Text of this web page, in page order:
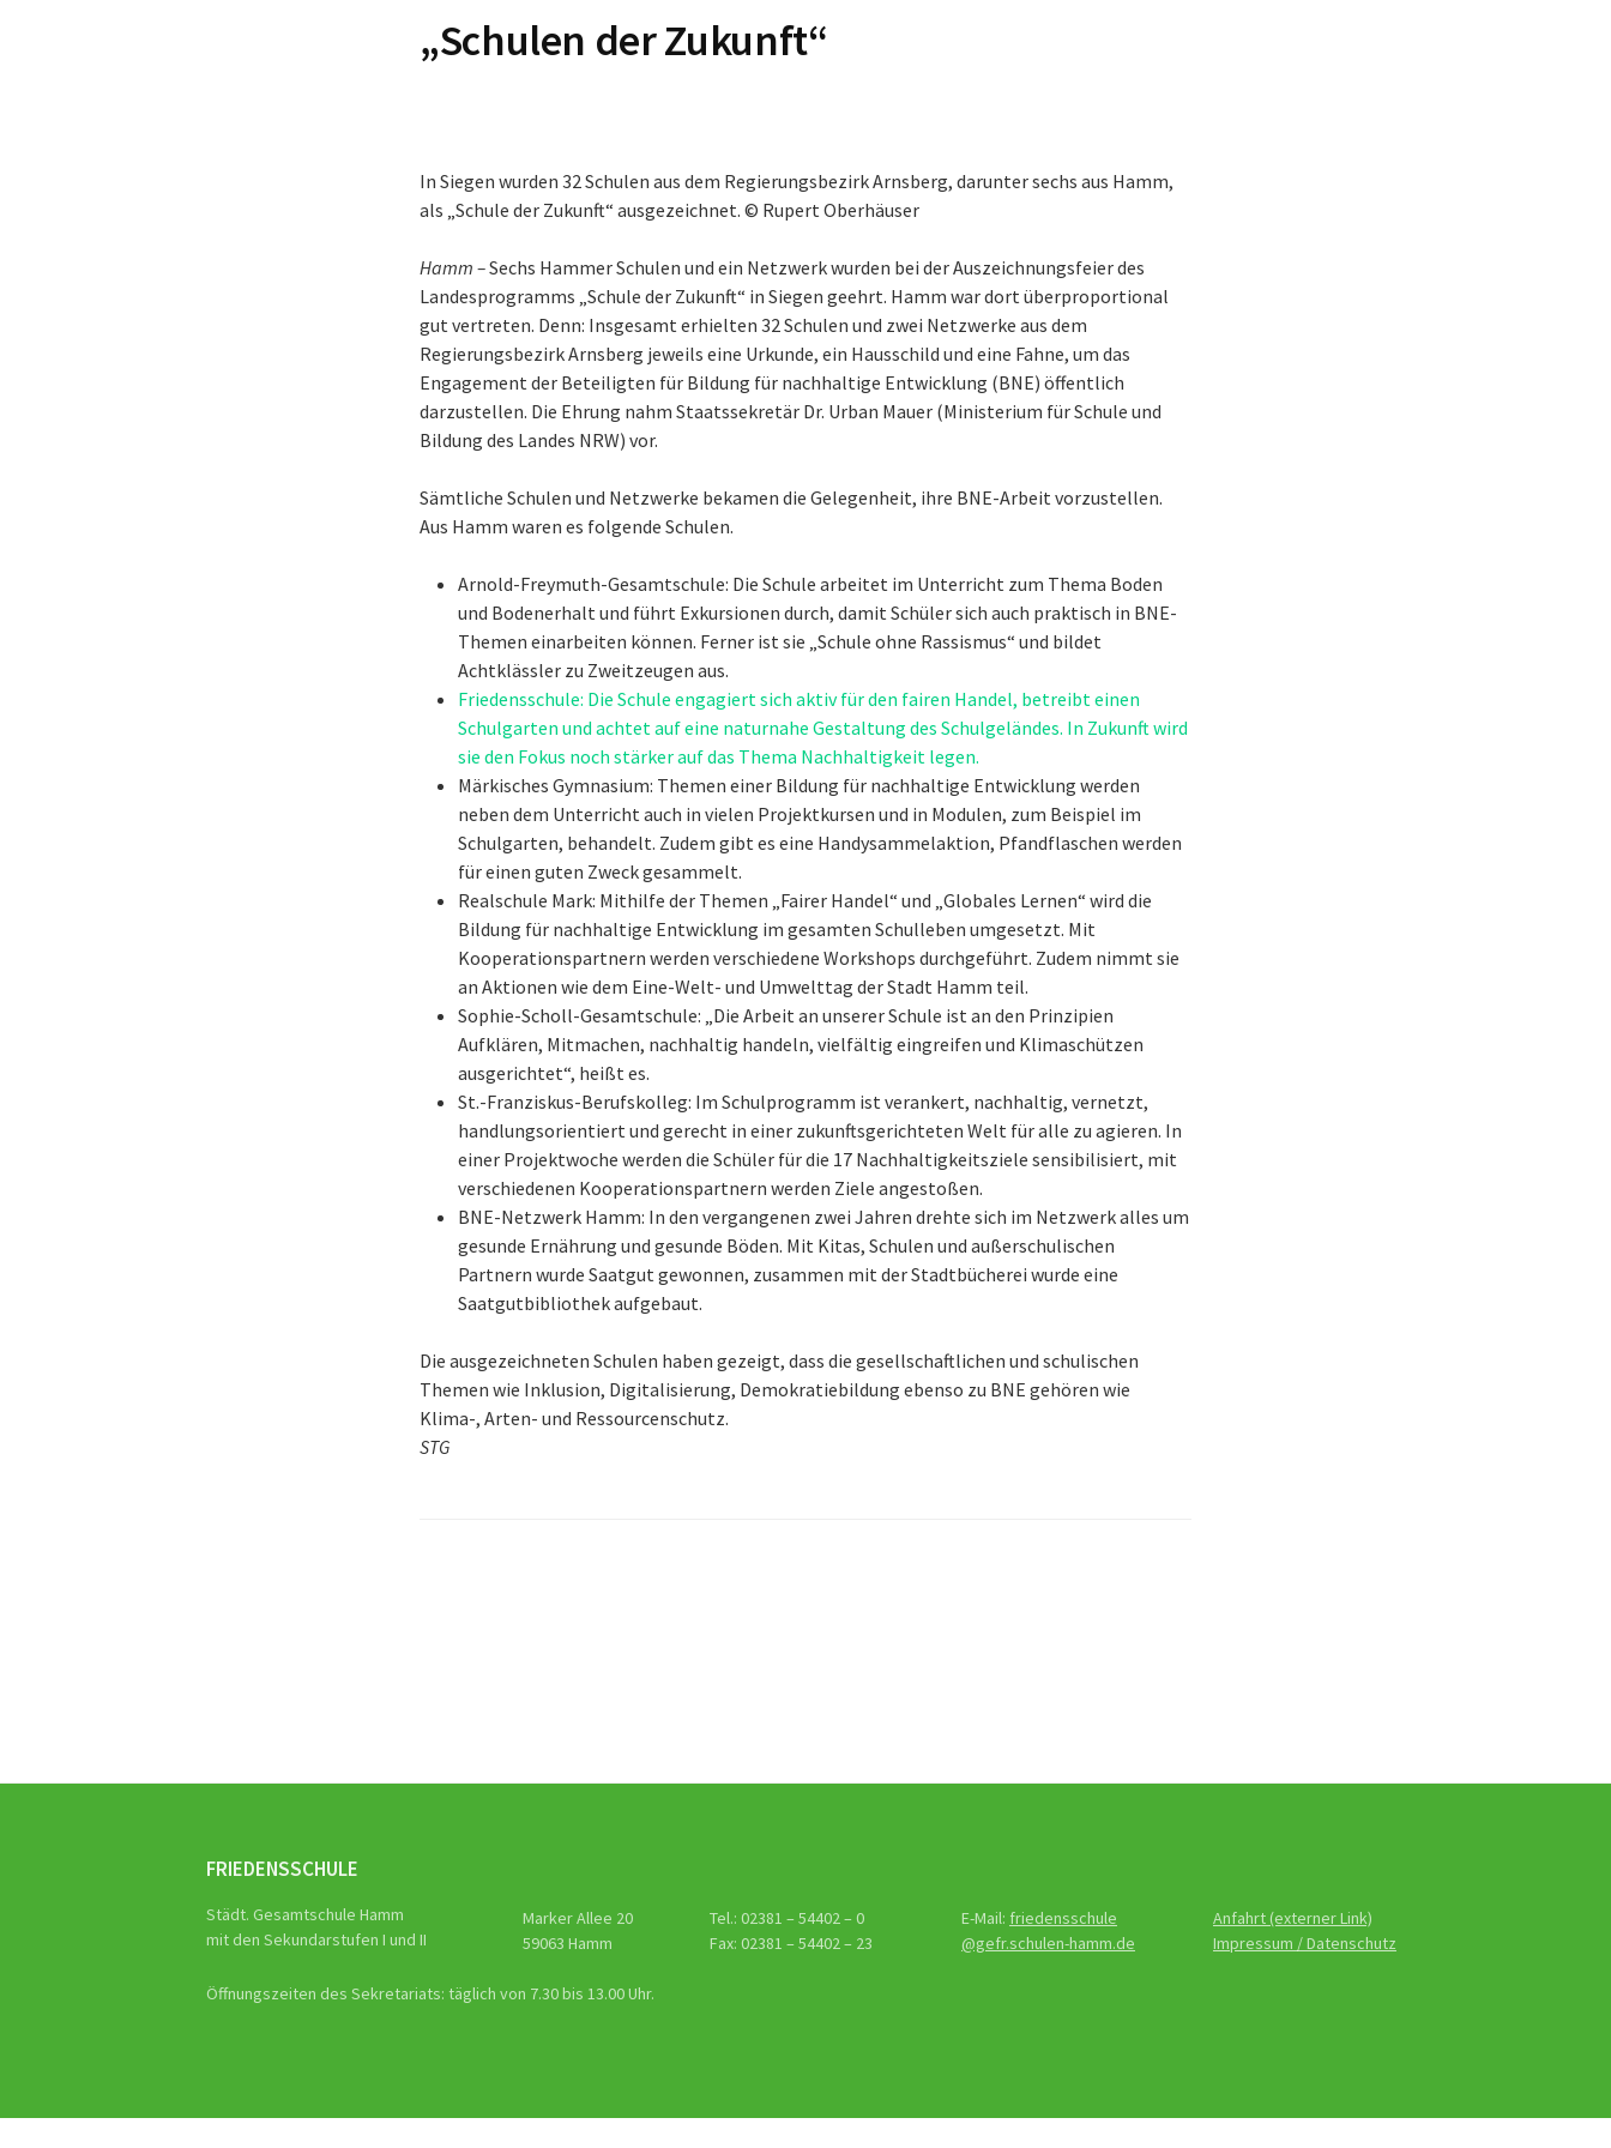
„Schulen der Zukunft“
In Siegen wurden 32 Schulen aus dem Regierungsbezirk Arnsberg, darunter sechs aus Hamm,
als „Schule der Zukunft“ ausgezeichnet. © Rupert Oberhäuser
Hamm –Sechs Hammer Schulen und ein Netzwerk wurden bei der Auszeichnungsfeier des
Landesprogramms „Schule der Zukunft“ in Siegen geehrt. Hamm war dort überproportional
gut vertreten. Denn: Insgesamt erhielten 32 Schulen und zwei Netzwerke aus dem
Regierungsbezirk Arnsberg jeweils eine Urkunde, ein Hausschild und eine Fahne, um das
Engagement der Beteiligten für Bildung für nachhaltige Entwicklung (BNE) öffentlich
darzustellen. Die Ehrung nahm Staatssekretär Dr. Urban Mauer (Ministerium für Schule und
Bildung des Landes NRW) vor.
Sämtliche Schulen und Netzwerke bekamen die Gelegenheit, ihre BNE-Arbeit vorzustellen.
Aus Hamm waren es folgende Schulen.
Arnold-Freymuth-Gesamtschule: Die Schule arbeitet im Unterricht zum Thema Boden
und Bodenerhalt und führt Exkursionen durch, damit Schüler sich auch praktisch in BNE-
Themen einarbeiten können. Ferner ist sie „Schule ohne Rassismus“ und bildet
Achtklässler zu Zweitzeugen aus.
Friedensschule: Die Schule engagiert sich aktiv für den fairen Handel, betreibt einen
Schulgarten und achtet auf eine naturnahe Gestaltung des Schulgeländes. In Zukunft wird
sie den Fokus noch stärker auf das Thema Nachhaltigkeit legen.
Märkisches Gymnasium: Themen einer Bildung für nachhaltige Entwicklung werden
neben dem Unterricht auch in vielen Projektkursen und in Modulen, zum Beispiel im
Schulgarten, behandelt. Zudem gibt es eine Handysammelaktion, Pfandflaschen werden
für einen guten Zweck gesammelt.
Realschule Mark: Mithilfe der Themen „Fairer Handel“ und „Globales Lernen“ wird die
Bildung für nachhaltige Entwicklung im gesamten Schulleben umgesetzt. Mit
Kooperationspartnern werden verschiedene Workshops durchgeführt. Zudem nimmt sie
an Aktionen wie dem Eine-Welt- und Umwelttag der Stadt Hamm teil.
Sophie-Scholl-Gesamtschule: „Die Arbeit an unserer Schule ist an den Prinzipien
Aufklären, Mitmachen, nachhaltig handeln, vielfältig eingreifen und Klimaschützen
ausgerichtet“, heißt es.
St.-Franziskus-Berufskolleg: Im Schulprogramm ist verankert, nachhaltig, vernetzt,
handlungsorientiert und gerecht in einer zukunftsgerichteten Welt für alle zu agieren. In
einer Projektwoche werden die Schüler für die 17 Nachhaltigkeitsziele sensibilisiert, mit
verschiedenen Kooperationspartnern werden Ziele angestoßen.
BNE-Netzwerk Hamm: In den vergangenen zwei Jahren drehte sich im Netzwerk alles um
gesunde Ernährung und gesunde Böden. Mit Kitas, Schulen und außerschulischen
Partnern wurde Saatgut gewonnen, zusammen mit der Stadtbücherei wurde eine
Saatgutbibliothek aufgebaut.
Die ausgezeichneten Schulen haben gezeigt, dass die gesellschaftlichen und schulischen
Themen wie Inklusion, Digitalisierung, Demokratiebildung ebenso zu BNE gehören wie
Klima-, Arten- und Ressourcenschutz.
STG
FRIEDENSSCHULE
Städt. Gesamtschule Hamm
mit den Sekundarstufen I und II
Marker Allee 20
59063 Hamm
Tel.: 02381 – 54402 – 0
Fax: 02381 – 54402 – 23
E-Mail: friedensschule
@gefr.schulen-hamm.de
Anfahrt (externer Link)
Impressum / Datenschutz
Öffnungszeiten des Sekretariats: täglich von 7.30 bis 13.00 Uhr.